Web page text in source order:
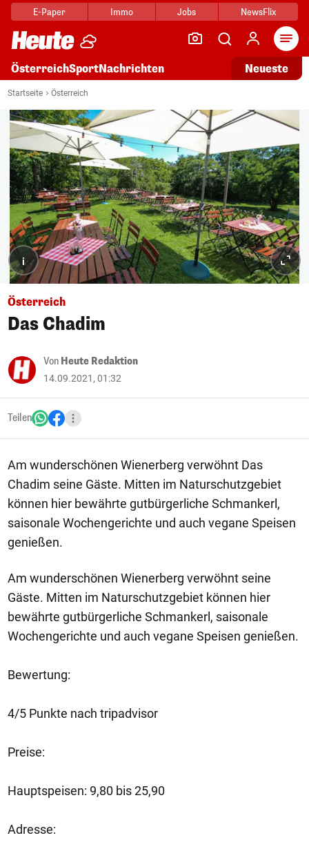
E-Paper Immo Jobs NewsFlix
ÖsterreichSportNachrichten Neueste
Startseite Österreich
i
Österreich
Das Chadim
Von Heute Redaktion
14.09.2021, 01:32
Teilen
Am wunderschönen Wienerberg verwöhnt Das
Chadim seine Gäste. Mitten im Naturschutzgebiet
können hier bewährte gutbürgerliche Schmankerl,
saisonale Wochengerichte und auch vegane Speisen
genießen.
Am wunderschönen Wienerberg verwöhnt seine
Gäste. Mitten im Naturschutzgebiet können hier
bewährte gutbürgerliche Schmankerl, saisonale
Wochengerichte und auch vegane Speisen genießen.
Bewertung:
4/5 Punkte nach tripadvisor
Preise:
Hauptspeisen: 9,80 bis 25,90
Adresse: